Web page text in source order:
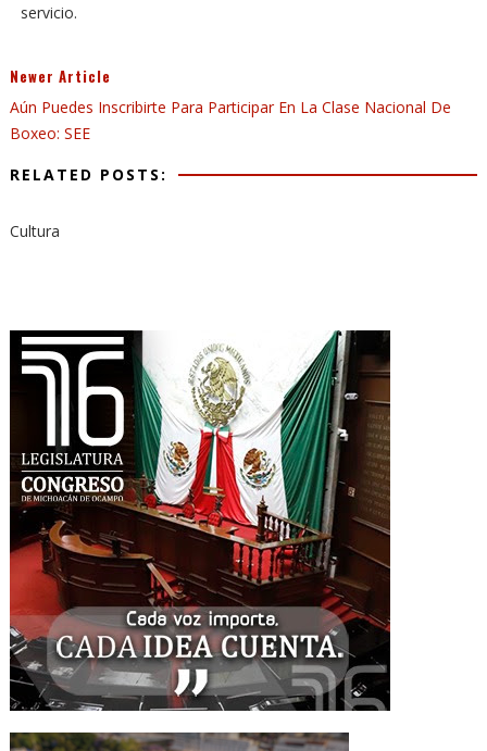
servicio.
Newer Article
Aún Puedes Inscribirte Para Participar En La Clase Nacional De
Boxeo: SEE
RELATED POSTS:
Cultura